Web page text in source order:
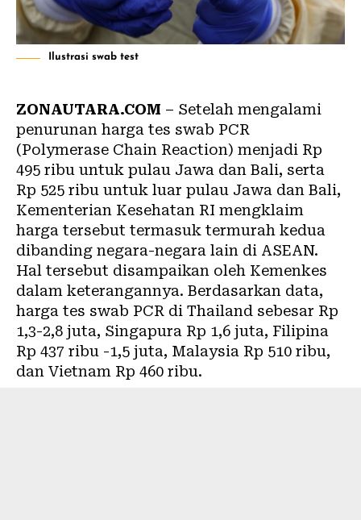
Ilustrasi swab test
ZONAUTARA.COM – Setelah mengalami
penurunan harga tes swab PCR
(Polymerase Chain Reaction) menjadi Rp
495 ribu untuk pulau Jawa dan Bali, serta
Rp 525 ribu untuk luar pulau Jawa dan Bali,
Kementerian Kesehatan RI mengklaim
harga tersebut termasuk termurah kedua
dibanding negara-negara lain di ASEAN.
Hal tersebut disampaikan oleh Kemenkes
dalam keterangannya. Berdasarkan data,
harga tes swab PCR di Thailand sebesar Rp
1,3-2,8 juta, Singapura Rp 1,6 juta, Filipina
Rp 437 ribu -1,5 juta, Malaysia Rp 510 ribu,
dan Vietnam Rp 460 ribu.